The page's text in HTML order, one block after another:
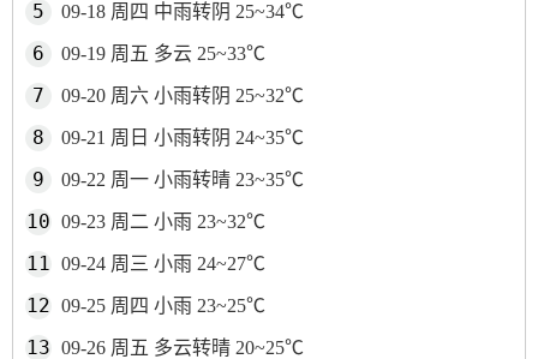
09-18 周四 中雨转阴 25~34℃
09-19 周五 多云 25~33℃
09-20 周六 小雨转阴 25~32℃
09-21 周日 小雨转阴 24~35℃
09-22 周一 小雨转晴 23~35℃
09-23 周二 小雨 23~32℃
09-24 周三 小雨 24~27℃
09-25 周四 小雨 23~25℃
09-26 周五 多云转晴 20~25℃